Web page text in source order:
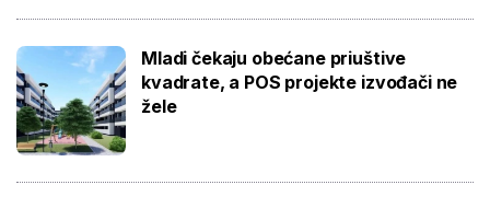
Mladi čekaju obećane priuštive
kvadrate, a POS projekte izvođači ne
žele